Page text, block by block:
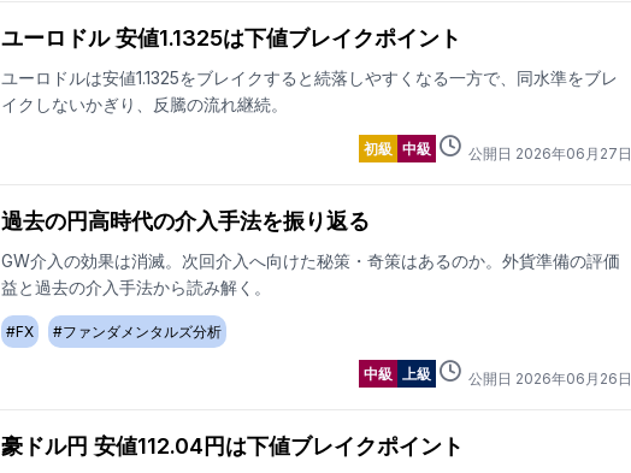
ユーロドル 安値1.1325は下値ブレイクポイント
ユーロドルは安値1.1325をブレイクすると続落しやすくなる一方で、同水準をブレ
イクしないかぎり、反騰の流れ継続。
初級 中級 公開日 2026年06 月 27 日
過去の円高時代の介入手法を振り返る
GW介入の効果は消滅。次回介入へ向けた秘策・奇策はあるのか。外貨準備の評価
益と過去の介入手法から読み解く。
#FX #ファンダメンタルズ分析
中級 上級 公開日 2026年06 月 26 日
豪ドル円 安値112.04円は下値ブレイクポイント